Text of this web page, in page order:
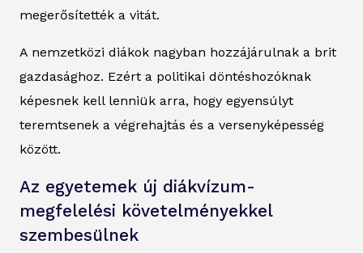
megerősítették a vitát.
A nemzetközi diákok nagyban hozzájárulnak a brit
gazdasághoz. Ezért a politikai döntéshozóknak
képesnek kell lenniük arra, hogy egyensúlyt
teremtsenek a végrehajtás és a versenyképesség
között.
Az egyetemek új diákvízum-
megfelelési követelményekkel
szembesülnek